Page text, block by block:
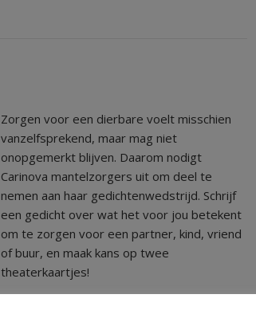
Zorgen voor een dierbare voelt misschien
vanzelfsprekend, maar mag niet
onopgemerkt blijven. Daarom nodigt
Carinova mantelzorgers uit om deel te
nemen aan haar gedichtenwedstrijd. Schrijf
een gedicht over wat het voor jou betekent
om te zorgen voor een partner, kind, vriend
of buur, en maak kans op twee
theaterkaartjes!